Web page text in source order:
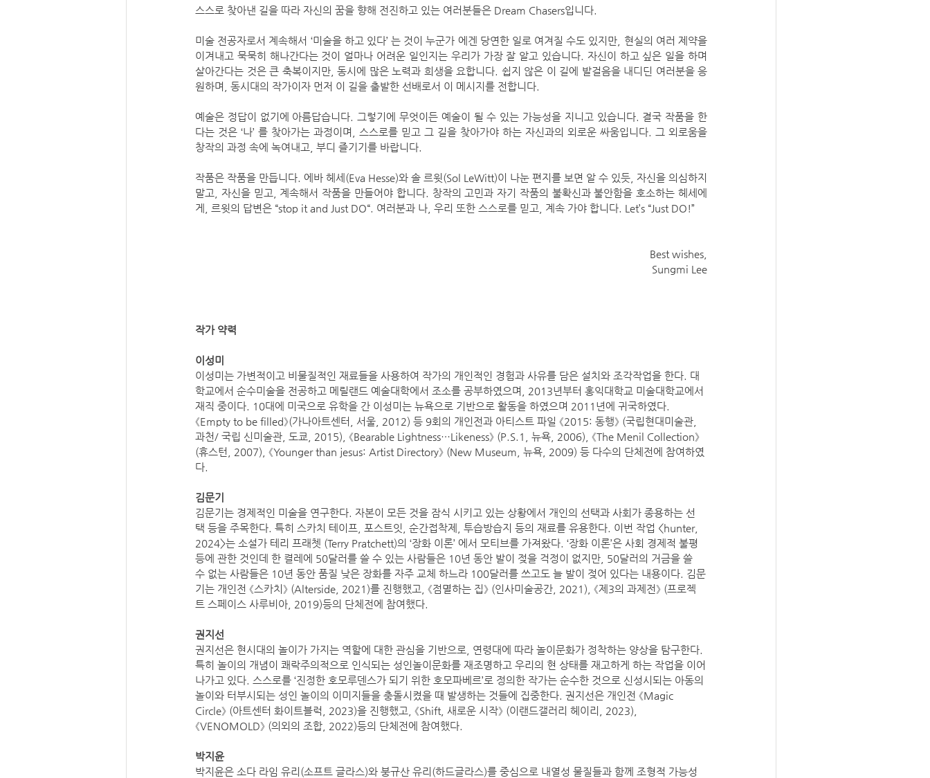
스스로 찾아낸 길을 따라 자신의 꿈을 향해 전진하고 있는 여러분들은 Dream Chasers입니다.
미술 전공자로서 계속해서 ‘미술을 하고 있다’ 는 것이 누군가 에겐 당연한 일로 여겨질 수도 있지만, 현실의 여러 제약을
이겨내고 묵묵히 해나간다는 것이 얼마나 어려운 일인지는 우리가 가장 잘 알고 있습니다. 자신이 하고 싶은 일을 하며
살아간다는 것은 큰 축복이지만, 동시에 많은 노력과 희생을 요합니다. 쉽지 않은 이 길에 발걸음을 내디딘 여러분을 응
원하며, 동시대의 작가이자 먼저 이 길을 출발한 선배로서 이 메시지를 전합니다.
예술은 정답이 없기에 아름답습니다. 그렇기에 무엇이든 예술이 될 수 있는 가능성을 지니고 있습니다. 결국 작품을 한
다는 것은 ‘나’ 를 찾아가는 과정이며, 스스로를 믿고 그 길을 찾아가야 하는 자신과의 외로운 싸움입니다. 그 외로움을
창작의 과정 속에 녹여내고, 부디 즐기기를 바랍니다.
작품은 작품을 만듭니다. 에바 헤세(Eva Hesse)와 솔 르윗(Sol LeWitt)이 나눈 편지를 보면 알 수 있듯, 자신을 의심하지
말고, 자신을 믿고, 계속해서 작품을 만들어야 합니다. 창작의 고민과 자기 작품의 불확신과 불안함을 호소하는 헤세에
게, 르윗의 답변은 “stop it and Just DO“. 여러분과 나, 우리 또한 스스로를 믿고, 계속 가야 합니다. Let’s “Just DO!”
Best wishes,
Sungmi Lee
작가 약력
이성미
이성미는 가변적이고 비물질적인 재료들을 사용하여 작가의 개인적인 경험과 사유를 담은 설치와 조각작업을 한다. 대
학교에서 순수미술을 전공하고 메릴랜드 예술대학에서 조소를 공부하였으며, 2013년부터 홍익대학교 미술대학교에서
재직 중이다. 10대에 미국으로 유학을 간 이성미는 뉴욕으로 기반으로 활동을 하였으며 2011년에 귀국하였다.
《Empty to be filled》(가나아트센터, 서울, 2012) 등 9회의 개인전과 아티스트 파일 《2015: 동행》 (국립현대미술관,
과천/ 국립 신미술관, 도쿄, 2015), 《Bearable Lightness…Likeness》 (P.S.1, 뉴욕, 2006), 《The Menil Collection》
(휴스턴, 2007), 《Younger than jesus: Artist Directory》 (New Museum, 뉴욕, 2009) 등 다수의 단체전에 참여하였
다.
김문기
김문기는 경제적인 미술을 연구한다. 자본이 모든 것을 잠식 시키고 있는 상황에서 개인의 선택과 사회가 종용하는 선
택 등을 주목한다. 특히 스카치 테이프, 포스트잇, 순간접착제, 투습방습지 등의 재료를 유용한다. 이번 작업 <hunter,
2024>는 소설가 테리 프래쳇 (Terry Pratchett)의 ‘장화 이론’ 에서 모티브를 가져왔다. ‘장화 이론’은 사회 경제적 불평
등에 관한 것인데 한 켤레에 50달러를 쓸 수 있는 사람들은 10년 동안 발이 젖을 걱정이 없지만, 50달러의 거금을 쓸
수 없는 사람들은 10년 동안 품질 낮은 장화를 자주 교체 하느라 100달러를 쓰고도 늘 발이 젖어 있다는 내용이다. 김문
기는 개인전 《스카치》 (Alterside, 2021)를 진행했고, 《점멸하는 집》 (인사미술공간, 2021), 《제3의 과제전》 (프로젝
트 스페이스 사루비아, 2019)등의 단체전에 참여했다.
권지선
권지선은 현시대의 놀이가 가지는 역할에 대한 관심을 기반으로, 연령대에 따라 놀이문화가 정착하는 양상을 탐구한다.
특히 놀이의 개념이 쾌락주의적으로 인식되는 성인놀이문화를 재조명하고 우리의 현 상태를 재고하게 하는 작업을 이어
나가고 있다. 스스로를 ‘진정한 호모루덴스가 되기 위한 호모파베르’로 정의한 작가는 순수한 것으로 신성시되는 아동의
놀이와 터부시되는 성인 놀이의 이미지들을 충돌시켰을 때 발생하는 것들에 집중한다. 권지선은 개인전 《Magic
Circle》 (아트센터 화이트블럭, 2023)을 진행했고, 《Shift, 새로운 시작》 (이랜드갤러리 헤이리, 2023),
《VENOMOLD》 (의외의 조합, 2022)등의 단체전에 참여했다.
박지윤
박지윤은 소다 라임 유리(소프트 글라스)와 붕규산 유리(하드글라스)를 중심으로 내열성 물질들과 함께 조형적 가능성